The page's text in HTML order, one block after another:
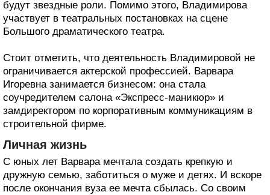
будут звездные роли. Помимо этого, Владимирова
участвует в театральных постановках на сцене
Большого драматического театра.
Стоит отметить, что деятельность Владимировой не
ограничивается актерской профессией. Варвара
Игоревна занимается бизнесом: она стала
соучредителем салона «Экспресс-маникюр» и
замдиректором по корпоративным коммуникациям в
строительной фирме.
Личная жизнь
С юных лет Варвара мечтала создать крепкую и
дружную семью, заботиться о муже и детях. И вскоре
после окончания вуза ее мечта сбылась. Со своим